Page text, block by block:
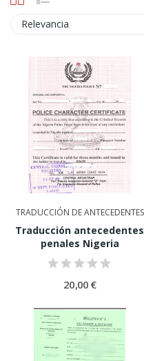
Relevancia
TRADUCCIÓN DE ANTECEDENTES
Traducción antecedentes
penales Nigeria
20,00 €